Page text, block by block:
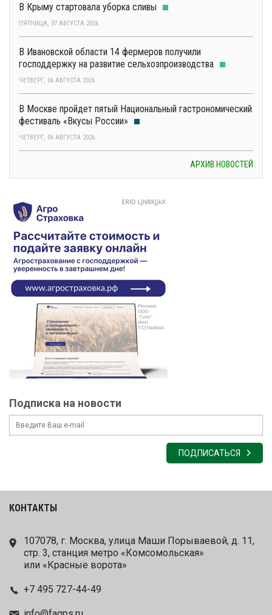
В Крыму стартовала уборка сливы
ПЯТНИЦА, 07 АВГУСТА 2026
В Ивановской области 14 фермеров получили
господдержку на развитие сельхозпроизводства
ЧЕТВЕРГ, 06 АВГУСТА 2026
В Москве пройдет пятый Национальный гастрономический
фестиваль «Вкусы России»
ЧЕТВЕРГ, 06 АВГУСТА 2026
АРХИВ НОВОСТЕЙ
Подписка на новости
ПОДПИСАТЬСЯ
КОНТАКТЫ
107078, г. Москва, улица Маши Порываевой, д. 11,
стр. 3, станция метро «Комсомольская»
или «Красные ворота»
+7 495 727-44-49